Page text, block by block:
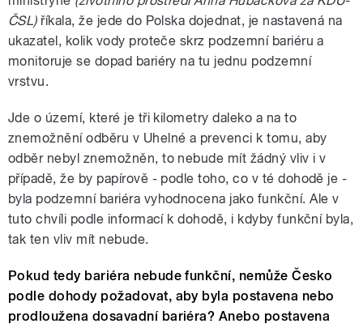
ČSL)říkala, že jede do Polska dojednat, je nastavená na
ukazatel, kolik vody proteče skrz podzemní bariéru a
monitoruje se dopad bariéry na tu jednu podzemní
vrstvu.
Jde o území, které je tři kilometry daleko a na to
znemožnění odběru v Uhelné a prevenci k tomu, aby
odběr nebyl znemožněn, to nebude mít žádný vliv i v
případě, že by papírově - podle toho, co v té dohodě je -
byla podzemní bariéra vyhodnocena jako funkční. Ale v
tuto chvíli podle informací k dohodě, i kdyby funkční byla,
tak ten vliv mít nebude.
Pokud tedy bariéra nebude funkční, nemůže Česko
podle dohody požadovat, aby byla postavena nebo
prodloužena dosavadní bariéra? Anebo postavena